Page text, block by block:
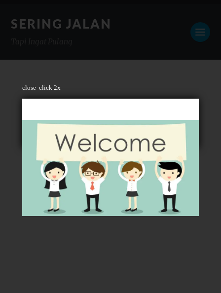
close click 2x
SERING JALAN